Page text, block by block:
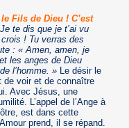
Fils de Dieu ! C’est
te dis que je t’ai vu
! Tu verras des
: « Amen, amen, je
les anges de Dieu
l’homme. » Le désir le
de voir et de connaître
Avec Jésus, une
L’appel de l’Ange à
est dans cette
prend, il se répand.